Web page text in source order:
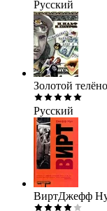
Русский
Золотой
Русский
ВиртДжефф